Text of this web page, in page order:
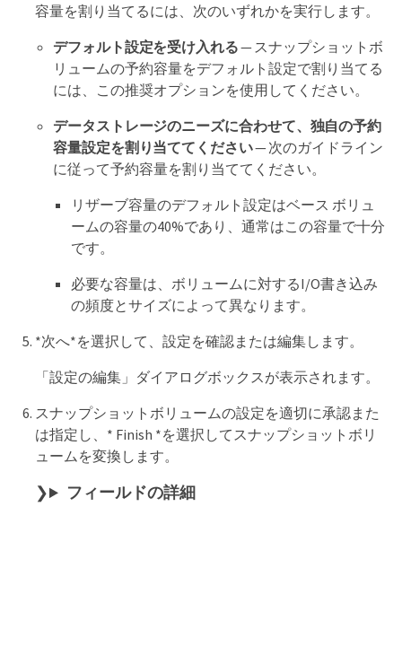
容量を割り当てるには、次のいずれかを実行します。
デフォルト設定を受け入れる— スナップショットボ
リュームの予約容量をデフォルト設定で割り当てる
には、この推奨オプションを使用してください。
データストレージのニーズに合わせて、独自の予約
容量設定を割り当ててください— 次のガイドライン
に従って予約容量を割り当ててください。
リザーブ容量のデフォルト設定はベース ボリュ
ームの容量の40%であり、通常はこの容量で十分
です。
必要な容量は、ボリュームに対するI/O書き込み
の頻度とサイズによって異なります。
*次へ*を選択して、設定を確認または編集します。
「設定の編集」ダイアログボックスが表示されます。
スナップショットボリュームの設定を適切に承認また
は指定し、* Finish *を選択してスナップショットボリ
ュームを変換します。
フィールドの詳細